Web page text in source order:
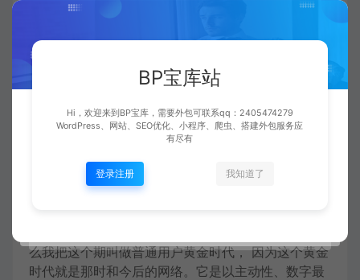
“有啊”在与阿里的竞争中落败。
在和百度的网络流量争夺中，阿里也在积极掌握主动
权。07年阿里妈妈上线，类似百度的广告联盟产品，
成多，摆脱对百度搜寻网络流量依靠。08年阿里针对
网络流量动作不断：停止百度全网络平台投放，淘宝
妈手里的中小站点进行网络流量补血。上线淘宝客网
络平台，帮助淘宝卖家对接个人推广商品，按照成交
么我把这个期叫做普通用户黄金时代， 因为这个黄金
时代就是那时和今后的网络。它是以主动性、数字最
BP宝库站
Hi，欢迎来到BP宝库，需要外包可联系qq：2405474279
WordPress、网站、SEO优化、小程序、爬虫、搭建外包服务应
有尽有
登录注册 我知道了